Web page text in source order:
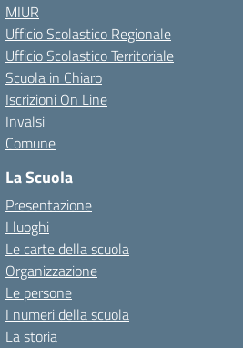
MIUR
Ufficio Scolastico Regionale
Ufficio Scolastico Territoriale
Scuola in Chiaro
Iscrizioni On Line
Invalsi
Comune
La Scuola
Presentazione
I luoghi
Le carte della scuola
Organizzazione
Le persone
I numeri della scuola
La storia